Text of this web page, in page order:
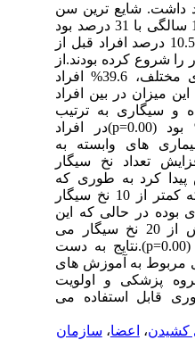
داشت. شایع ترین سن
شروع مصرف سیگار 18 سالگی با 31 درصد بود
و لازم به ذکر است که 10.5 درصد افراد قبل از
شروع کرده بودند.از
نظر ابتلا به بیماری های مختلف، 39.6% افراد
میزان در بین افراد
و سیگاری به ترتیب
37.2%، 46.4% و 45% بود (p=0.00)در افراد
های وابسته به
تعداد نخ سیگار
کرد به طوری که
28.2 درصد از افرادی که کمتر از 10 نخ سیگار
بوده در حالی که این
رقم در افرادی که بیش از 20 نخ سیگار می
کشیدند 44.6 درصد بود (p=0.00).نتایج به دست
مربوط به آموزش های
پزشکی و اولویت
قابل استفاده می
،اعضا،سازمان